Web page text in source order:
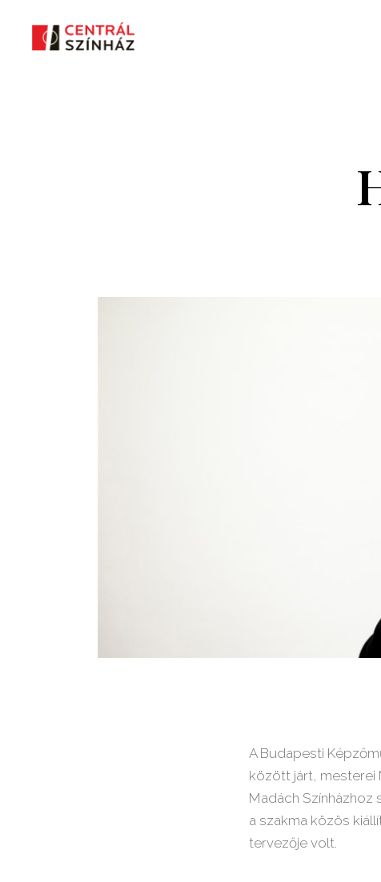
A Budapesti
között járt, mesterei
Madách
a szakma közös
tervezője volt.